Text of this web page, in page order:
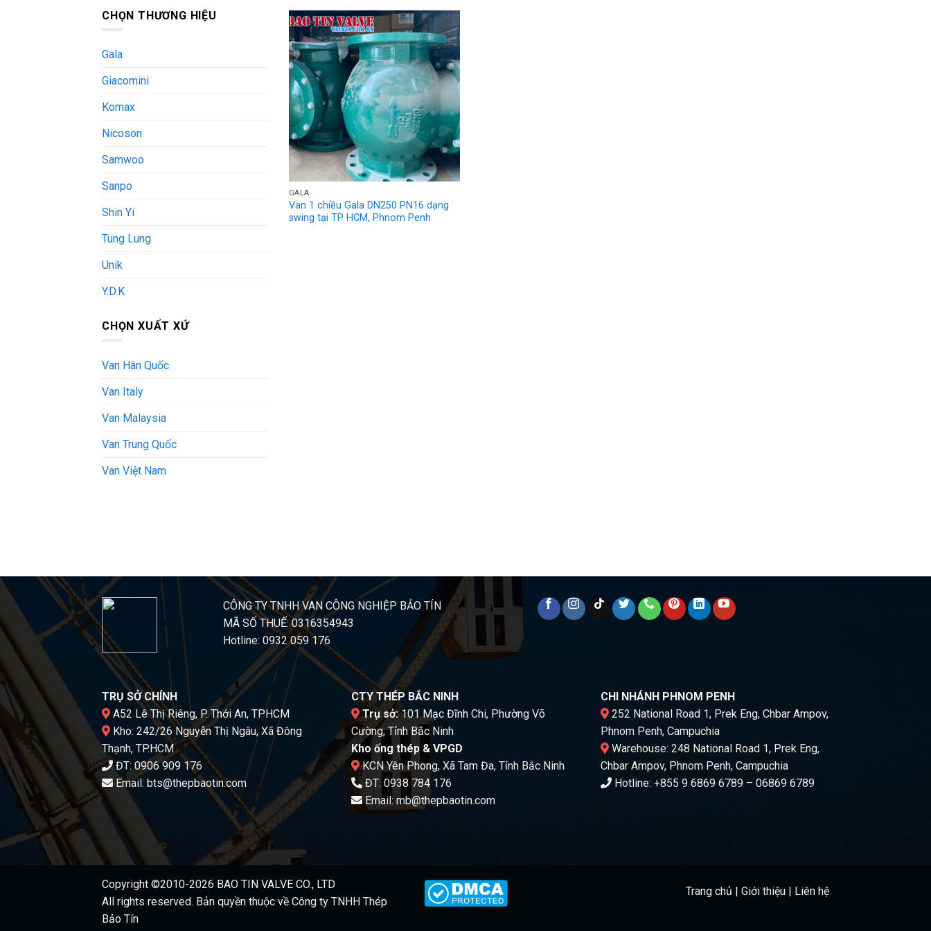
CHỌN THƯƠNG HIỆU
Gala
Giacomini
Komax
Nicoson
Samwoo
Sanpo
Shin Yi
Tung Lung
Unik
Y.D.K
CHỌN XUẤT XỨ
Van Hàn Quốc
Van Italy
Van Malaysia
Van Trung Quốc
Van Việt Nam
GALA
Van 1 chiều Gala DN250 PN16 dạng
swing tại TP HCM, Phnom Penh
CÔNG TY TNHH VAN CÔNG NGHIỆP BẢO TÍN
MÃ SỐ THUẾ: 0316354943
Hotline: 0932 059 176
TRỤ SỞ CHÍNH
A52 Lê Thị Riêng, P. Thới An, TPHCM
Kho: 242/26 Nguyễn Thị Ngâu, Xã Đông
Thạnh, TP.HCM
ĐT:0906 909 176
Email: bts@thepbaotin.com
CTY THÉP BẮC NINH
Trụ sở:101 Mạc Đĩnh Chi, Phường Võ
Cường, Tỉnh Bắc Ninh
Kho ống thép & VPGD
KCN Yên Phong, Xã Tam Đa, Tỉnh Bắc Ninh
ĐT: 0938 784 176
Email: mb@thepbaotin.com
CHI NHÁNH PHNOM PENH
252 National Road 1, Prek Eng, Chbar Ampov,
Phnom Penh, Campuchia
Warehouse: 248 National Road 1, Prek Eng,
Chbar Ampov, Phnom Penh, Campuchia
Hotline: +855 9 6869 6789 – 06869 6789
Copyright ©2010-2026 BAO TIN VALVE CO., LTD
All rights reserved. Bản quyền thuộc về Công ty TNHH Thép
Bảo Tín
Trang chủ | Giới thiệu | Liên hệ